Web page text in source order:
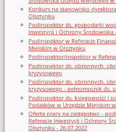
Konkurs na stanowisko
Olsztynku
Podinspektor ds. gospodarki
Inwestycji i Ochrony Środowiska
Podinspektor w Referacie
Miejskim w Olsztynku
Podinspektor/inspektor w
Podinspektor ds. obronnych,
kryzysowego
Podinspektor ds. obronnych,
kryzysowego - pełnomocnik ds.
Podinspektor ds. księgowości i
Podatków w Urzędzie Miejskim
Oferta pracy na zastępstwo -
Referacie Inwestycji i Ochrony
Olsztynku - 26.07.2022